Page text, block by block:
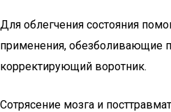
Для облегчения состояния
применения, обезболивающие
корректирующий воротник.
Сотрясение мозга и